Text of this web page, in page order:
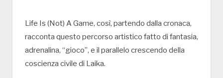
Life Is (Not) A Game, così, partendo dalla cronaca,
racconta questo percorso artistico fatto di fantasia,
adrenalina, “gioco”, e il parallelo crescendo della
coscienza civile di Laika.